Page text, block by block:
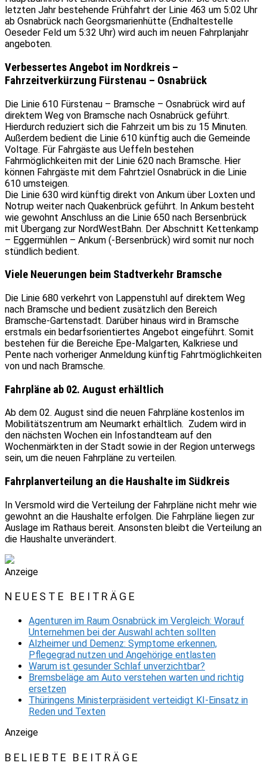
letzten Jahr bestehende Frühfahrt der Linie 463 um 5:02 Uhr
ab Osnabrück nach Georgsmarienhütte (Endhaltestelle
Oeseder Feld um 5:32 Uhr) wird auch im neuen Fahrplanjahr
angeboten.
Verbessertes Angebot im Nordkreis –
Fahrzeitverkürzung Fürstenau – Osnabrück
Die Linie 610 Fürstenau – Bramsche – Osnabrück wird auf
direktem Weg von Bramsche nach Osnabrück geführt.
Hierdurch reduziert sich die Fahrzeit um bis zu 15 Minuten.
Außerdem bedient die Linie 610 künftig auch die Gemeinde
Voltage. Für Fahrgäste aus Ueffeln bestehen
Fahrmöglichkeiten mit der Linie 620 nach Bramsche. Hier
können Fahrgäste mit dem Fahrtziel Osnabrück in die Linie
610 umsteigen.
Die Linie 630 wird künftig direkt von Ankum über Loxten und
Notrup weiter nach Quakenbrück geführt. In Ankum besteht
wie gewohnt Anschluss an die Linie 650 nach Bersenbrück
mit Übergang zur NordWestBahn. Der Abschnitt Kettenkamp
– Eggermühlen – Ankum (-Bersenbrück) wird somit nur noch
stündlich bedient.
Viele Neuerungen beim Stadtverkehr Bramsche
Die Linie 680 verkehrt von Lappenstuhl auf direktem Weg
nach Bramsche und bedient zusätzlich den Bereich
Bramsche-Gartenstadt. Darüber hinaus wird in Bramsche
erstmals ein bedarfsorientiertes Angebot eingeführt. Somit
bestehen für die Bereiche Epe-Malgarten, Kalkriese und
Pente nach vorheriger Anmeldung künftig Fahrtmöglichkeiten
von und nach Bramsche.
Fahrpläne ab 02. August erhältlich
Ab dem 02. August sind die neuen Fahrpläne kostenlos im
Mobilitätszentrum am Neumarkt erhältlich. Zudem wird in
den nächsten Wochen ein Infostandteam auf den
Wochenmärkten in der Stadt sowie in der Region unterwegs
sein, um die neuen Fahrpläne zu verteilen.
Fahrplanverteilung an die Haushalte im Südkreis
In Versmold wird die Verteilung der Fahrpläne nicht mehr wie
gewohnt an die Haushalte erfolgen. Die Fahrpläne liegen zur
Auslage im Rathaus bereit. Ansonsten bleibt die Verteilung an
die Haushalte unverändert.
Anzeige
NEUESTE BEITRÄGE
Agenturen im Raum Osnabrück im Vergleich: Worauf
Unternehmen bei der Auswahl achten sollten
Alzheimer und Demenz: Symptome erkennen,
Pflegegrad nutzen und Angehörige entlasten
Warum ist gesunder Schlaf unverzichtbar?
Bremsbeläge am Auto verstehen warten und richtig
ersetzen
Thüringens Ministerpräsident verteidigt KI-Einsatz in
Reden und Texten
Anzeige
BELIEBTE BEITRÄGE